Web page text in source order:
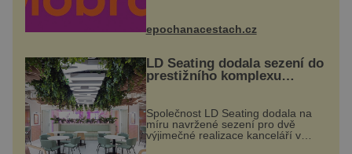
náměstí. Návštěvníci se mohou těšit
na víno, burčák, pes...
epochanacestach.cz
LD Seating dodala sezení do
prestižního komplexu
MediaCityUK v Salfordu
Společnost LD Seating dodala na
míru navržené sezení pro dvě
výjimečné realizace kanceláří v
areálu MediaCityUK v anglickém